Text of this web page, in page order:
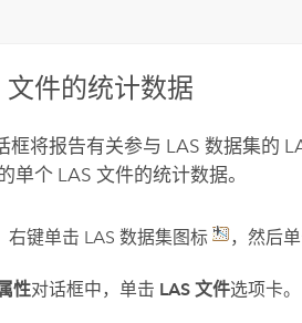
文件的统计数据
框将报告有关参与 LAS 数据集的
单个 LAS 文件的统计数据。
右键单击 LAS 数据集图标 ，然后
性对话框中，单击 LAS 文件选项卡。